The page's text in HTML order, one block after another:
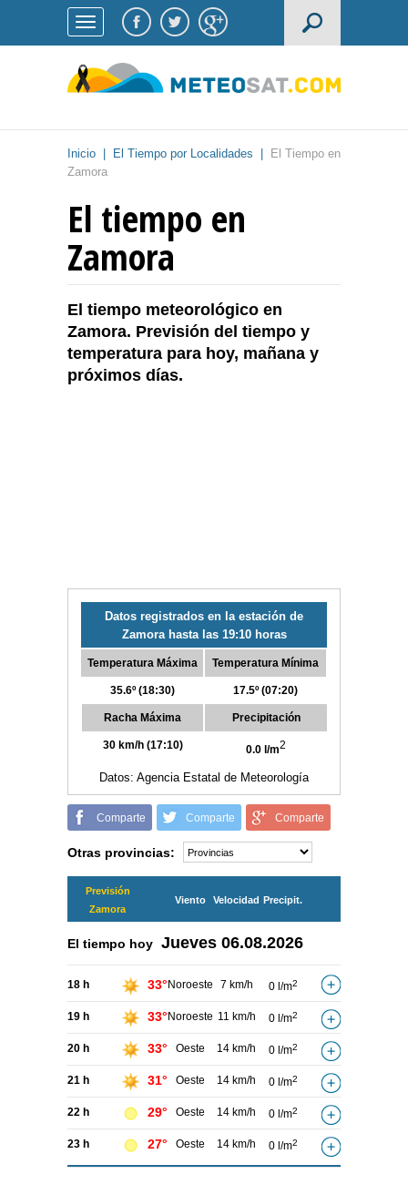
Inicio El Tiempo por Localidades
El Tiempo en
Zamora
El tiempo en
Zamora
El tiempo meteorológico en
Zamora. Previsión del tiempo y
temperatura para hoy, mañana y
próximos días.
Datos registrados en la estación de
Zamora hasta las 19:10 horas
Temperatura Máxima
35.6º (18:30)
Temperatura Mínima
17.5º (07:20)
Racha Máxima
30 km/h (17:10)
Precipitación
0.0 l/m2
Datos: Agencia Estatal de Meteorología
Comparte Comparte Comparte
Otras provincias:
Previsión
Zamora
Viento Velocidad Precipit.
El tiempo hoy Jueves 06.08.2026
18 h 33° Noroeste 7 km/h 0 l/m2
19 h 33° Noroeste 11 km/h 0 l/m2
20 h 33° Oeste 14 km/h 0 l/m2
21 h 31° Oeste 14 km/h 0 l/m2
22 h 29° Oeste 14 km/h 0 l/m2
23 h 27° Oeste 14 km/h 0 l/m2